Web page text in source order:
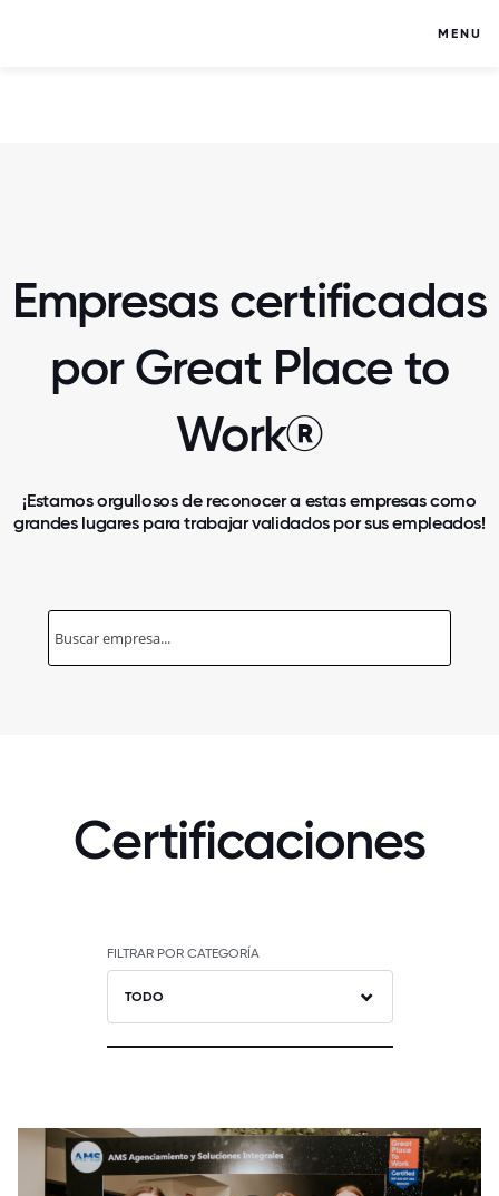
MENU
Empresas certificadas
por Great Place to
Work®
¡Estamos orgullosos de reconocer a estas empresas como
grandes lugares para trabajar validados por sus empleados!
Certificaciones
FILTRAR POR CATEGORÍA
TODO